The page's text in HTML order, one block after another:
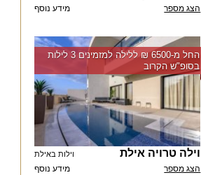
מידע נוסף הצג מספר
החל מ-‏6500 ₪ ללילה למזמינים 3 לילות
בסופ"ש הקרוב
וילה טרויה אילת וילות באילת
מידע נוסף הצג מספר